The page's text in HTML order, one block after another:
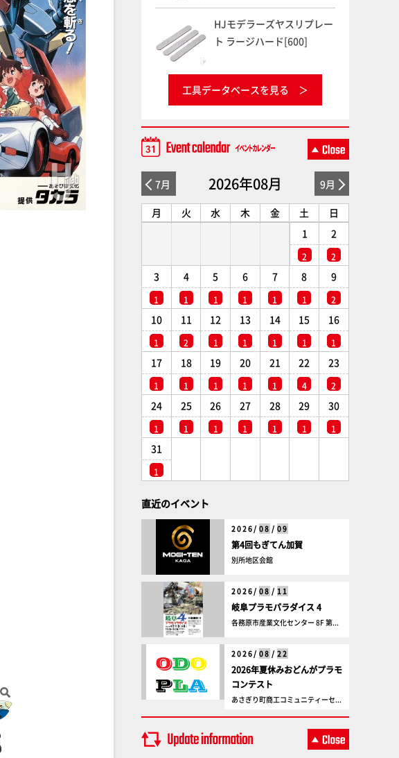
HJモデラーズヤスリプレー
ト ラージハード[600]
工具データベースを見る
7月 2026年08月 9月
月 火 水 木 金 土
日
1
2
2
2
3
1
4
1
5
1
6
1
7
1
8
1
9
2
10
1
11
2
12
1
13
1
14
1
15
1
16
1
17
1
18
1
19
1
20
1
21
1
22
4
23
2
24
1
25
1
26
1
27
1
28
1
29
1
30
1
31
1
直近のイベント
2026/ 08 / 09
第4回もぎてん加賀
別所地区会館
2026/ 08 / 11
岐阜プラモパラダイス 4
各務原市産業文化センター 8F 第...
2026/ 08 / 22
2026年夏休みおどんがプラモ
コンテスト
あさぎり町商工コミュニティーセ...